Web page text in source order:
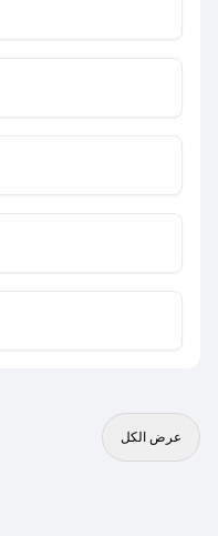
هل يمكنني
عرض الكل